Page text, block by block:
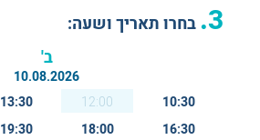
3. בחרו תאריך ושעה:
ב'
10.08.2026
10:30
12:00
13:30
16:30
18:00
19:30